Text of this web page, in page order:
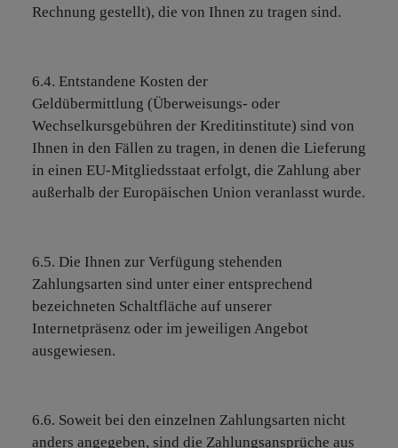
Rechnung gestellt), die von Ihnen zu tragen sind.
6.4. Entstandene Kosten der
Geldübermittlung (Überweisungs- oder
Wechselkursgebühren der Kreditinstitute) sind von
Ihnen in den Fällen zu tragen, in denen die Lieferung
in einen EU-Mitgliedsstaat erfolgt, die Zahlung aber
außerhalb der Europäischen Union veranlasst wurde.
6.5. Die Ihnen zur Verfügung stehenden
Zahlungsarten sind unter einer entsprechend
bezeichneten Schaltfläche auf unserer
Internetpräsenz oder im jeweiligen Angebot
ausgewiesen.
6.6. Soweit bei den einzelnen Zahlungsarten nicht
anders angegeben, sind die Zahlungsansprüche aus